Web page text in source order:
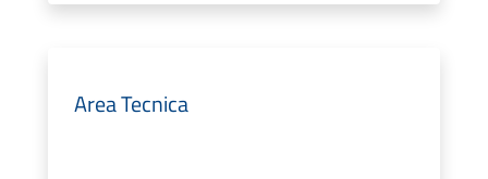
Area Tecnica